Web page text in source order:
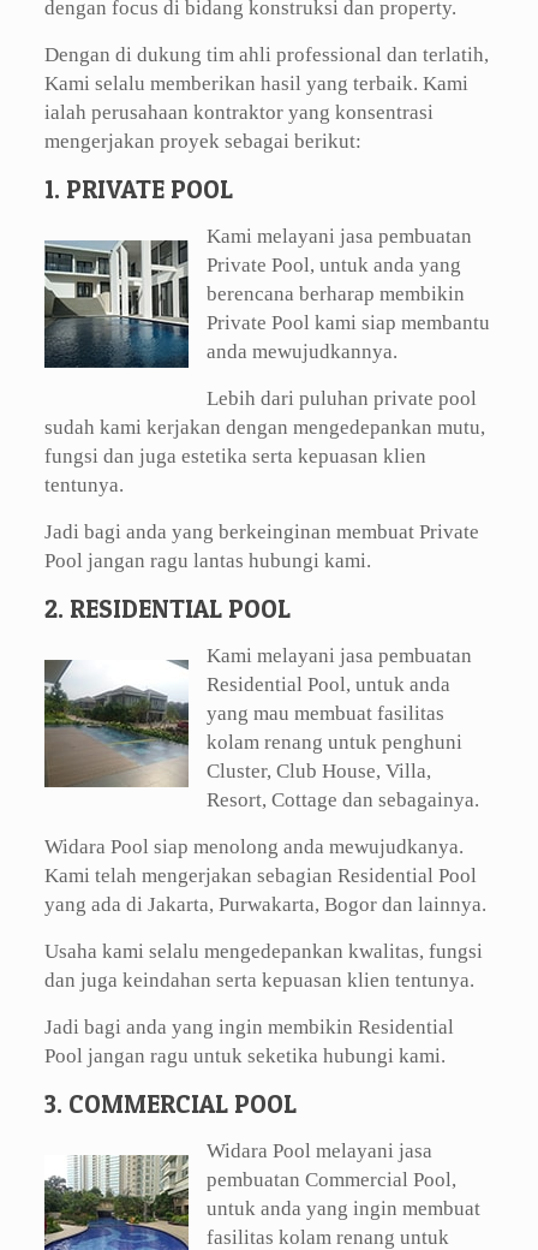
dengan focus di bidang konstruksi dan property.
Dengan di dukung tim ahli professional dan terlatih,
Kami selalu memberikan hasil yang terbaik. Kami
ialah perusahaan kontraktor yang konsentrasi
mengerjakan proyek sebagai berikut:
1. PRIVATE POOL
Kami melayani jasa pembuatan
Private Pool, untuk anda yang
berencana berharap membikin
Private Pool kami siap membantu
anda mewujudkannya.
Lebih dari puluhan private pool
sudah kami kerjakan dengan mengedepankan mutu,
fungsi dan juga estetika serta kepuasan klien
tentunya.
Jadi bagi anda yang berkeinginan membuat Private
Pool jangan ragu lantas hubungi kami.
2. RESIDENTIAL POOL
Kami melayani jasa pembuatan
Residential Pool, untuk anda
yang mau membuat fasilitas
kolam renang untuk penghuni
Cluster, Club House, Villa,
Resort, Cottage dan sebagainya.
Widara Pool siap menolong anda mewujudkanya.
Kami telah mengerjakan sebagian Residential Pool
yang ada di Jakarta, Purwakarta, Bogor dan lainnya.
Usaha kami selalu mengedepankan kwalitas, fungsi
dan juga keindahan serta kepuasan klien tentunya.
Jadi bagi anda yang ingin membikin Residential
Pool jangan ragu untuk seketika hubungi kami.
3. COMMERCIAL POOL
Widara Pool melayani jasa
pembuatan Commercial Pool,
untuk anda yang ingin membuat
fasilitas kolam renang untuk